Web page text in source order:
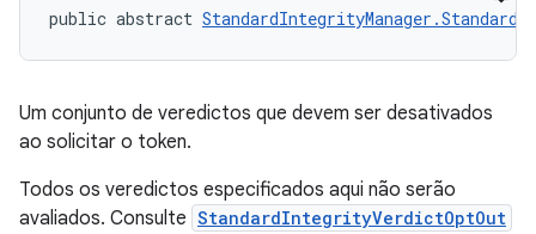
public abstract
Um conjunto de veredictos que devem ser desativados
ao solicitar o token.
Todos os veredictos especificados aqui não serão
avaliados. Consulte StandardIntegrityVerdictOptOut